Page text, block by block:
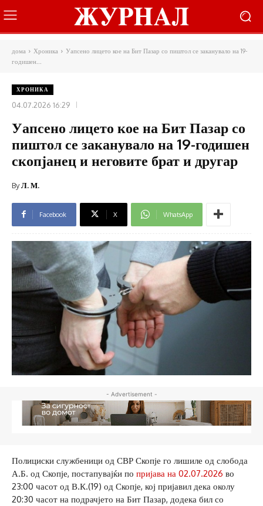
дома Хроника
Уапсено лицето кое на Бит Пазар со пиштол се заканувало на 19-
годишен...
ХРОНИКА
04.07.2026 16:29
Уапсено лицето кое на Бит Пазар со
пиштол се заканувало на 19-годишен
скопјанец и неговите брат и другар
ByЛ. М.
Facebook X WhatsApp
- Advertisement -
Полициски службеници од СВР Скопје го лишиле од слобода
А.Б. од Скопје, постапувајќи по пријава на 02.07.2026 во
23:00 часот од В.К.(19) од Скопје, кој пријавил дека околу
20:30 часот на подрачјето на Бит Пазар, додека бил со